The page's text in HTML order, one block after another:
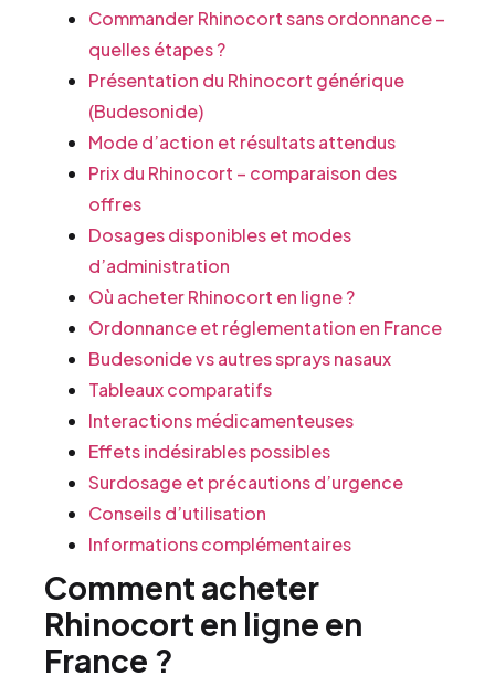
Commander Rhinocort sans ordonnance –
quelles étapes ?
Présentation du Rhinocort générique
(Budesonide)
Mode d’action et résultats attendus
Prix du Rhinocort – comparaison des
offres
Dosages disponibles et modes
d’administration
Où acheter Rhinocort en ligne ?
Ordonnance et réglementation en France
Budesonide vs autres sprays nasaux
Tableaux comparatifs
Interactions médicamenteuses
Effets indésirables possibles
Surdosage et précautions d’urgence
Conseils d’utilisation
Informations complémentaires
Comment acheter
Rhinocort en ligne en
France ?